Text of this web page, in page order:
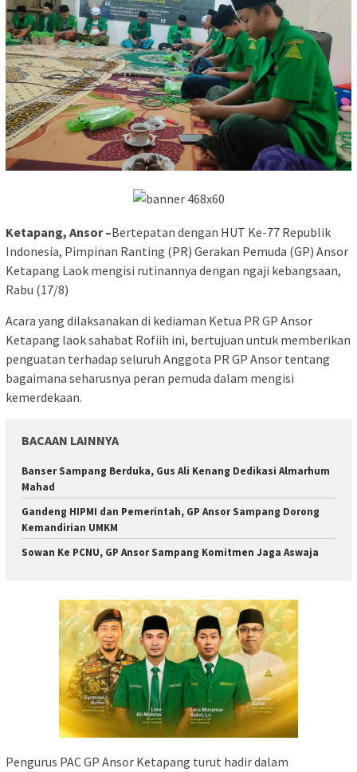
Ketapang, Ansor –Bertepatan dengan HUT Ke-77 Republik
Indonesia, Pimpinan Ranting (PR) Gerakan Pemuda (GP) Ansor
Ketapang Laok mengisi rutinannya dengan ngaji kebangsaan,
Rabu (17/8)
Acara yang dilaksanakan di kediaman Ketua PR GP Ansor
Ketapang laok sahabat Rofiih ini, bertujuan untuk memberikan
penguatan terhadap seluruh Anggota PR GP Ansor tentang
bagaimana seharusnya peran pemuda dalam mengisi
kemerdekaan.
BACAAN LAINNYA
Banser Sampang Berduka, Gus Ali Kenang Dedikasi Almarhum
Mahad
Gandeng HIPMI dan Pemerintah, GP Ansor Sampang Dorong
Kemandirian UMKM
Sowan Ke PCNU, GP Ansor Sampang Komitmen Jaga Aswaja
Pengurus PAC GP Ansor Ketapang turut hadir dalam